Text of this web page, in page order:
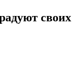
своих